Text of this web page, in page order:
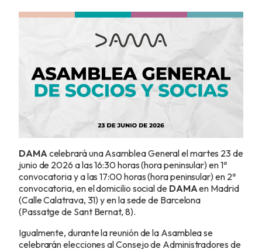
DAMAcelebrará una Asamblea General el martes 23 de
junio de 2026 a las 16:30 horas (hora peninsular) en 1ª
convocatoria y a las 17:00 horas (hora peninsular) en 2ª
convocatoria, en el domicilio social de DAMAen Madrid
(Calle Calatrava, 31) y en la sede de Barcelona
(Passatge de Sant Bernat, 8).
Igualmente, durante la reunión de la Asamblea se
celebrarán elecciones al Consejo de Administradores de